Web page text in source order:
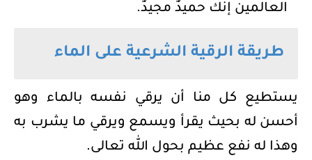
العالمين إنك حميدٌ مجيدٌ.
طريقة الرقية الشرعية على الماء
يستطيع كل منا أن يرقي نفسه بالماء وهو
أحسن له بحيث يقرأ ويسمع ويرقي ما يشرب به
وهذا له نفع عظيم بحول الله تعالى.